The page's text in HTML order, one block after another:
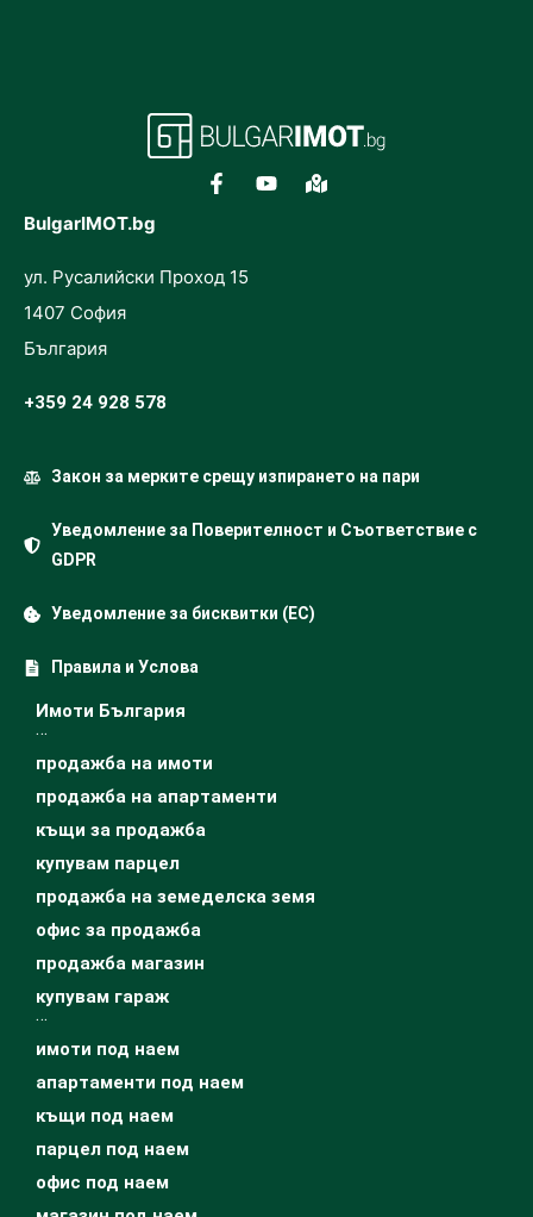
BulgarIMOT.bg
ул. Русалийски Проход 15
1407 София
България
+359 24 928 578
Закон за мерките срещу изпирането на пари
Уведомление за Поверителност и Съответствие с
GDPR
Уведомление за бисквитки (ЕС)
Правила и Услова
Имоти България
…
продажба на имоти
продажба на апартаменти
къщи за продажба
купувам парцел
продажба на земеделска земя
офис за продажба
продажба магазин
купувам гараж
…
имоти под наем
апартаменти под наем
къщи под наем
парцел под наем
офис под наем